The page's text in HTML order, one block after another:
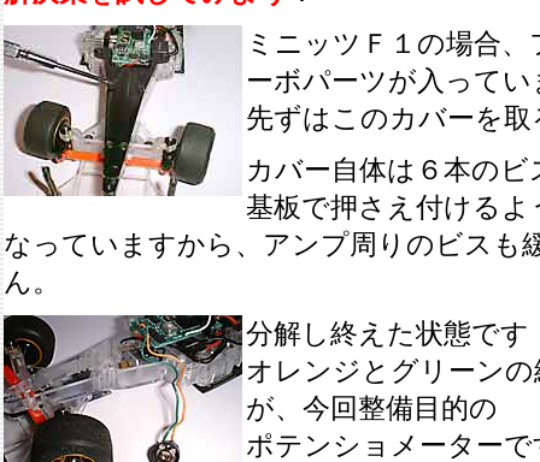
ミニッツＦ１の場合
ーボパーツが入ってい
先ずはこのカバーを
カバー自体は６本の
基板で押さえ付けるよ
なっていますから、アンプ周りのビスも
ん。
分解し終えた状態です
オレンジとグリーン
が、今回整備目的の
ポテンショメーターで